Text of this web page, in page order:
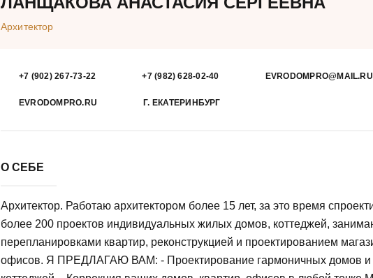
Архитектор
+7 (902) 267-73-22 +7 (982) 628-02-40 EVRODOMPRO@MAIL.RU
EVRODOMPRO.RU Г. ЕКАТЕРИНБУРГ
О СЕБЕ
Архитектор. Работаю архитектором более 15 лет, за это время
более 200 проектов индивидуальных жилых домов, коттеджей,
перепланировками квартир, реконструкцией и проектированием
офисов. Я ПРЕДЛАГАЮ ВАМ: - Проектирование гармоничных домов и